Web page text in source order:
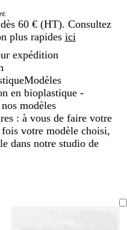
60 € (HT). Consultez
plus rapides ici
expédition
Modèles
en bioplastique -
modèles
: à vous de faire votre
votre modèle choisi,
dans notre studio de